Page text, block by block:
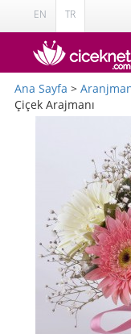
EN TR
Ana Sayfa >
Çiçek Arajmanı